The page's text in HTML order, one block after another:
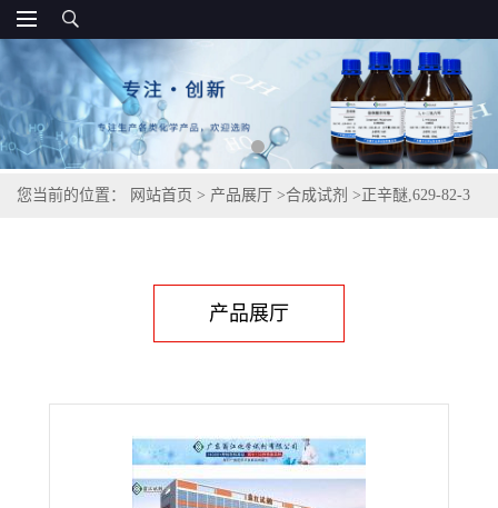
您当前的位置： 网站首页 > 产品展厅 >合成试剂 >正辛醚,629-82-3
产品展厅